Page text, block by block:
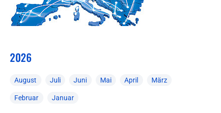
2026
August Juli Juni Mai April März
Februar Januar